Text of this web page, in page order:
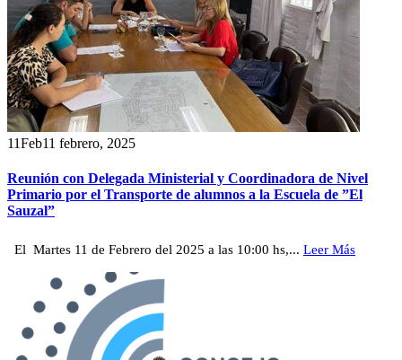
11Feb11 febrero, 2025
Reunión con Delegada Ministerial y Coordinadora de Nivel
Primario por el Transporte de alumnos a la Escuela de ”El
Sauzal”
El Martes 11 de Febrero del 2025 a las 10:00 hs,... Leer Más